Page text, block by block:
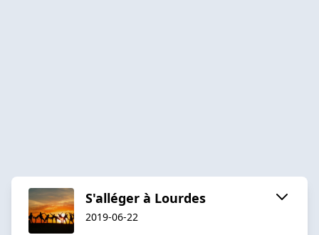
S'alléger à Lourdes
2019-06-22